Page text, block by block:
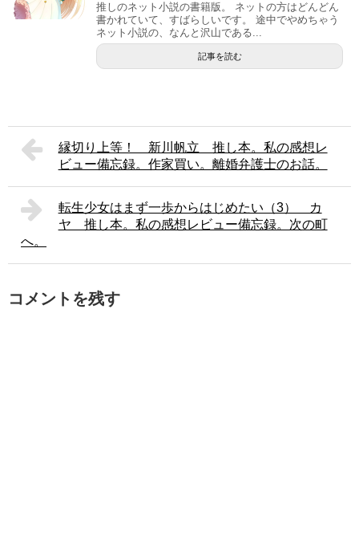
推しのネット小説の書籍版。 ネットの方はどんどん
書かれていて、すばらしいです。 途中でやめちゃう
ネット小説の、なんと沢山である...
記事を読む
縁切り上等！ 新川帆立 推し本。私の感想レ
ビュー備忘録。作家買い。離婚弁護士のお話。
転生少女はまず一歩からはじめたい（3） カ
ヤ 推し本。私の感想レビュー備忘録。次の町
へ。
コメントを残す